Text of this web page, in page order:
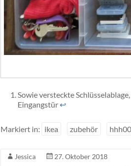
Sowie versteckte
Eingangstür ↩
Markiert in: ikea zubehör
Jessica
27. Oktober 2018